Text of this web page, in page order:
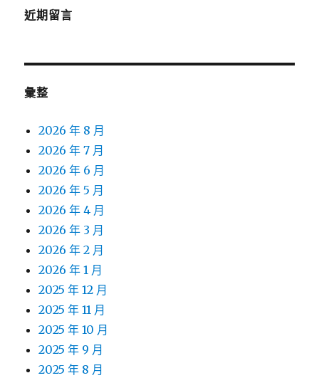
近期留言
彙整
2026 年 8 月
2026 年 7 月
2026 年 6 月
2026 年 5 月
2026 年 4 月
2026 年 3 月
2026 年 2 月
2026 年 1 月
2025 年 12 月
2025 年 11 月
2025 年 10 月
2025 年 9 月
2025 年 8 月